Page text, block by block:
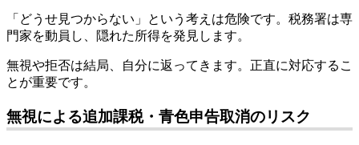
「どうせ見つからない」という考えは危険です。税務署は専
門家を動員し、隠れた所得を発見します。
無視や拒否は結局、自分に返ってきます。正直に対応するこ
とが重要です。
無視による追加課税・青色申告取消のリスク